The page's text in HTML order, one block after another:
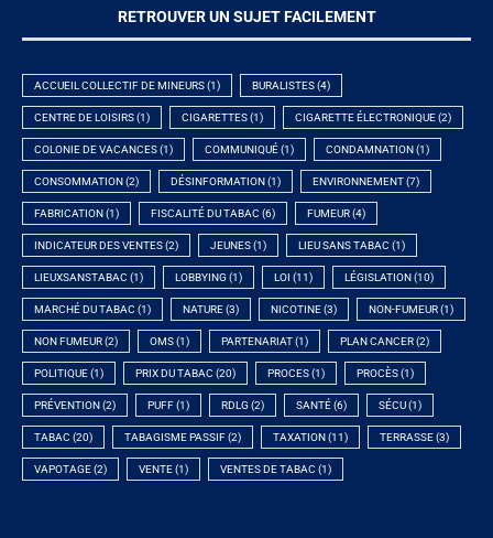
RETROUVER UN SUJET FACILEMENT
ACCUEIL COLLECTIF DE MINEURS(1) BURALISTES(4)
CENTRE DE LOISIRS(1) CIGARETTES(1) CIGARETTE ÉLECTRONIQUE(2)
COLONIE DE VACANCES(1) COMMUNIQUÉ(1) CONDAMNATION (1)
CONSOMMATION (2) DÉSINFORMATION (1) ENVIRONNEMENT(7)
FABRICATION (1) FISCALITÉ DU TABAC (6) FUMEUR(4)
INDICATEUR DES VENTES(2) JEUNES(1) LIEU SANS TABAC (1)
LIEUXSANSTABAC (1) LOBBYING (1) LOI (11) LÉGISLATION (10)
MARCHÉ DU TABAC (1) NATURE(3) NICOTINE(3) NON-FUMEUR(1)
NON FUMEUR(2) OMS(1) PARTENARIAT(1) PLAN CANCER(2)
POLITIQUE(1) PRIX DU TABAC (20) PROCES(1) PROCÈS(1)
PRÉVENTION (2) PUFF(1) RDLG (2) SANTÉ(6) SÉCU(1)
TABAC (20) TABAGISME PASSIF(2) TAXATION (11) TERRASSE(3)
VAPOTAGE(2) VENTE(1) VENTES DE TABAC (1)